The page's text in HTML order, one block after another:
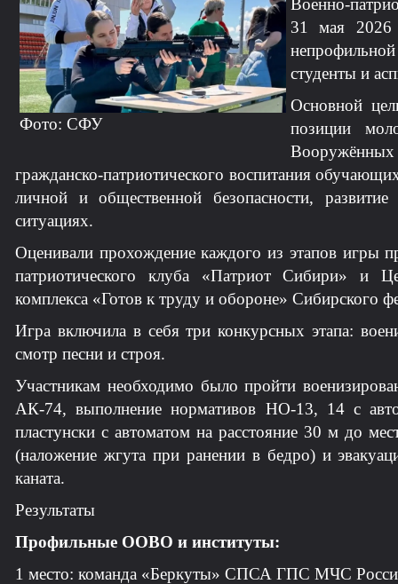
Фото: СФУ
Военно-
31 мая 2026
студенты и
Основной
позиции
гражданско-патриотического воспитания
личной и общественной безопасности,
ситуациях.
Оценивали прохождение каждого из этапов игры
патриотического клуба «Патриот Сибири» и
комплекса «Готов к труду и обороне» Сибирского
Игра включила в себя три конкурсных этапа:
смотр песни и строя.
Участникам необходимо было пройти
АК-74, выполнение нормативов НО-13, 14 с
пластунски с автоматом на расстояние 30 м до
(наложение жгута при ранении в бедро) и
каната.
Результаты
Профильные ООВО и институты:
1 место: команда «Беркуты» СПСА ГПС МЧС